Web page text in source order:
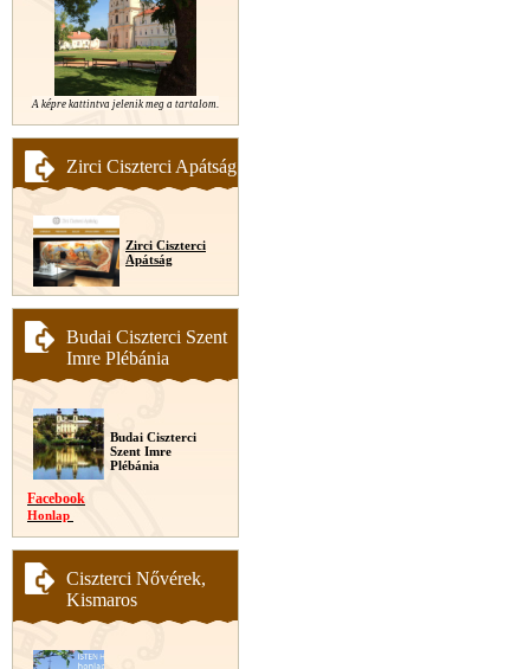
A képre kattintva jelenik meg a tartalom.
Zirci Ciszterci Apátság
Zirci Ciszterci
Apátság
Budai Ciszterci Szent
Imre Plébánia
Budai Ciszterci
Szent Imre
Plébánia
Facebook
Honlap
Ciszterci Nővérek,
Kismaros